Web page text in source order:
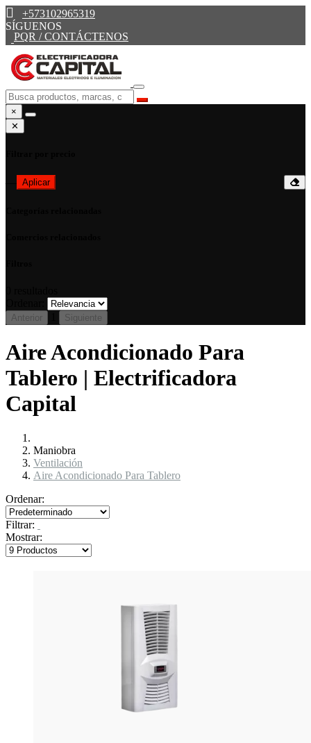
+573102965319
SÍGUENOS
PQR / CONTÁCTENOS
×
✕
Aplicar
Anterior Siguiente
Aire Acondicionado Para
Tablero | Electrificadora
Capital
Maniobra
Ventilación
Aire Acondicionado Para Tablero
Ordenar:
Filtrar:
Mostrar: